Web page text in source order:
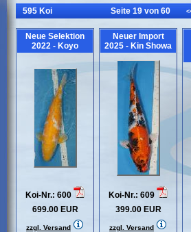
595 Koi Seite 19 von 60
Neue Selektion
2022 - Koyo
Koi-Nr.: 600
699.00 EUR
zzgl. Versand
Neuer Import
2025 - Kin Showa
Koi-Nr.: 609
399.00 EUR
zzgl. Versand